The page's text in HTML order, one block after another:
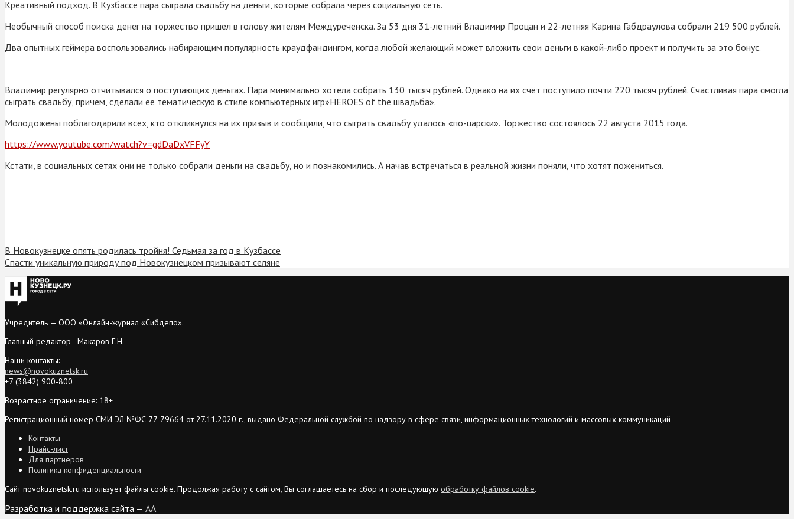
Креативный подход. В Кузбассе пара сыграла свадьбу на деньги, которые собрала через социальную сеть.
Необычный способ поиска денег на торжество пришел в голову жителям Междуреченска. За 53 дня 31-летний Владимир Процан и 22-летняя Карина Габдраулова собрали 219 500 рублей.
Два опытных геймера воспользовались набирающим популярность краудфандингом, когда любой желающий может вложить свои деньги в какой-либо проект и получить за это бонус.
Владимир регулярно отчитывался о поступающих деньгах. Пара минимально хотела собрать 130 тысяч рублей. Однако на их счёт поступило почти 220 тысяч рублей. Счастливая пара смогла
сыграть свадьбу, причем, сделали ее тематическую в стиле компьютерных игр»HEROES of the швадьба».
Молодожены поблагодарили всех, кто откликнулся на их призыв и сообщили, что сыграть свадьбу удалось «по-царски». Торжество состоялось 22 августа 2015 года.
https://www.youtube.com/watch?v=gdDaDxVFFyY
Кстати, в социальных сетях они не только собрали деньги на свадьбу, но и познакомились. А начав встречаться в реальной жизни поняли, что хотят пожениться.
В Новокузнецке опять родилась тройня! Седьмая за год в Кузбассе
Спасти уникальную природу под Новокузнецком призывают селяне
Учредитель — ООО «Онлайн-журнал «Сибдепо».
Главный редактор - Макаров Г.Н.
Наши контакты:
news@novokuznetsk.ru
+7 (3842) 900-800
Возрастное ограничение: 18+
Регистрационный номер СМИ ЭЛ №ФС 77-79664 от 27.11.2020 г., выдано Федеральной службой по надзору в сфере связи, информационных технологий и массовых коммуникаций
Контакты
Прайс-лист
Для партнеров
Политика конфиденциальности
Сайт novokuznetsk.ru использует файлы cookie. Продолжая работу с сайтом, Вы соглашаетесь на сбор и последующую обработку файлов cookie.
Разработка и поддержка сайта — AA